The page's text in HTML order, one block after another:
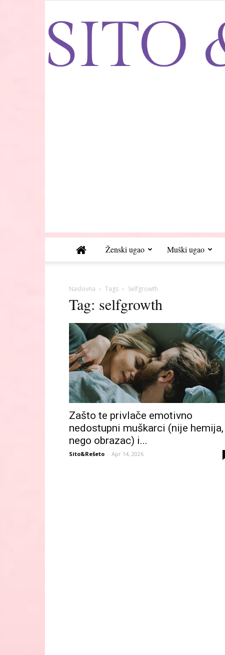
Ženski ugao Muški ugao
Naslovna Tags Selfgrowth
Tag: selfgrowth
Zašto te privlače emotivno
nedostupni muškarci (nije hemija,
nego obrazac) i...
Sito&Rešeto - Apr 14, 2026